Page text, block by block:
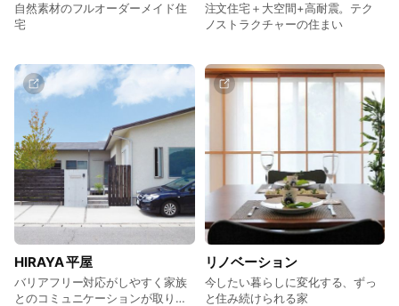
自然素材のフルオーダーメイド住
宅
注文住宅＋大空間+高耐震。テク
ノストラクチャーの住まい
HIRAYA 平屋
バリアフリー対応がしやすく家族
とのコミュニケーションが取りや
リノベーション
今したい暮らしに変化する、ずっ
と住み続けられる家